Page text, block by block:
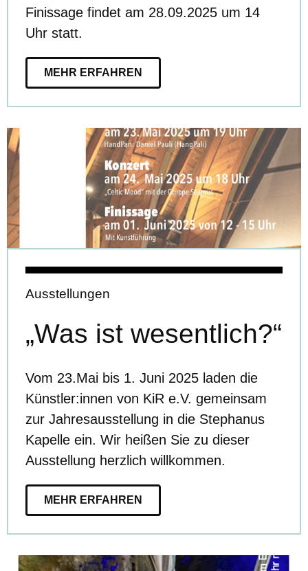
Finissage findet am 28.09.2025 um 14
Uhr statt.
MEHR ERFAHREN
Ausstellungen
„Was ist wesentlich?“
Vom 23.Mai bis 1. Juni 2025 laden die
Künstler:innen von KiR e.V. gemeinsam
zur Jahresausstellung in die Stephanus
Kapelle ein. Wir heißen Sie zu dieser
Ausstellung herzlich willkommen.
MEHR ERFAHREN